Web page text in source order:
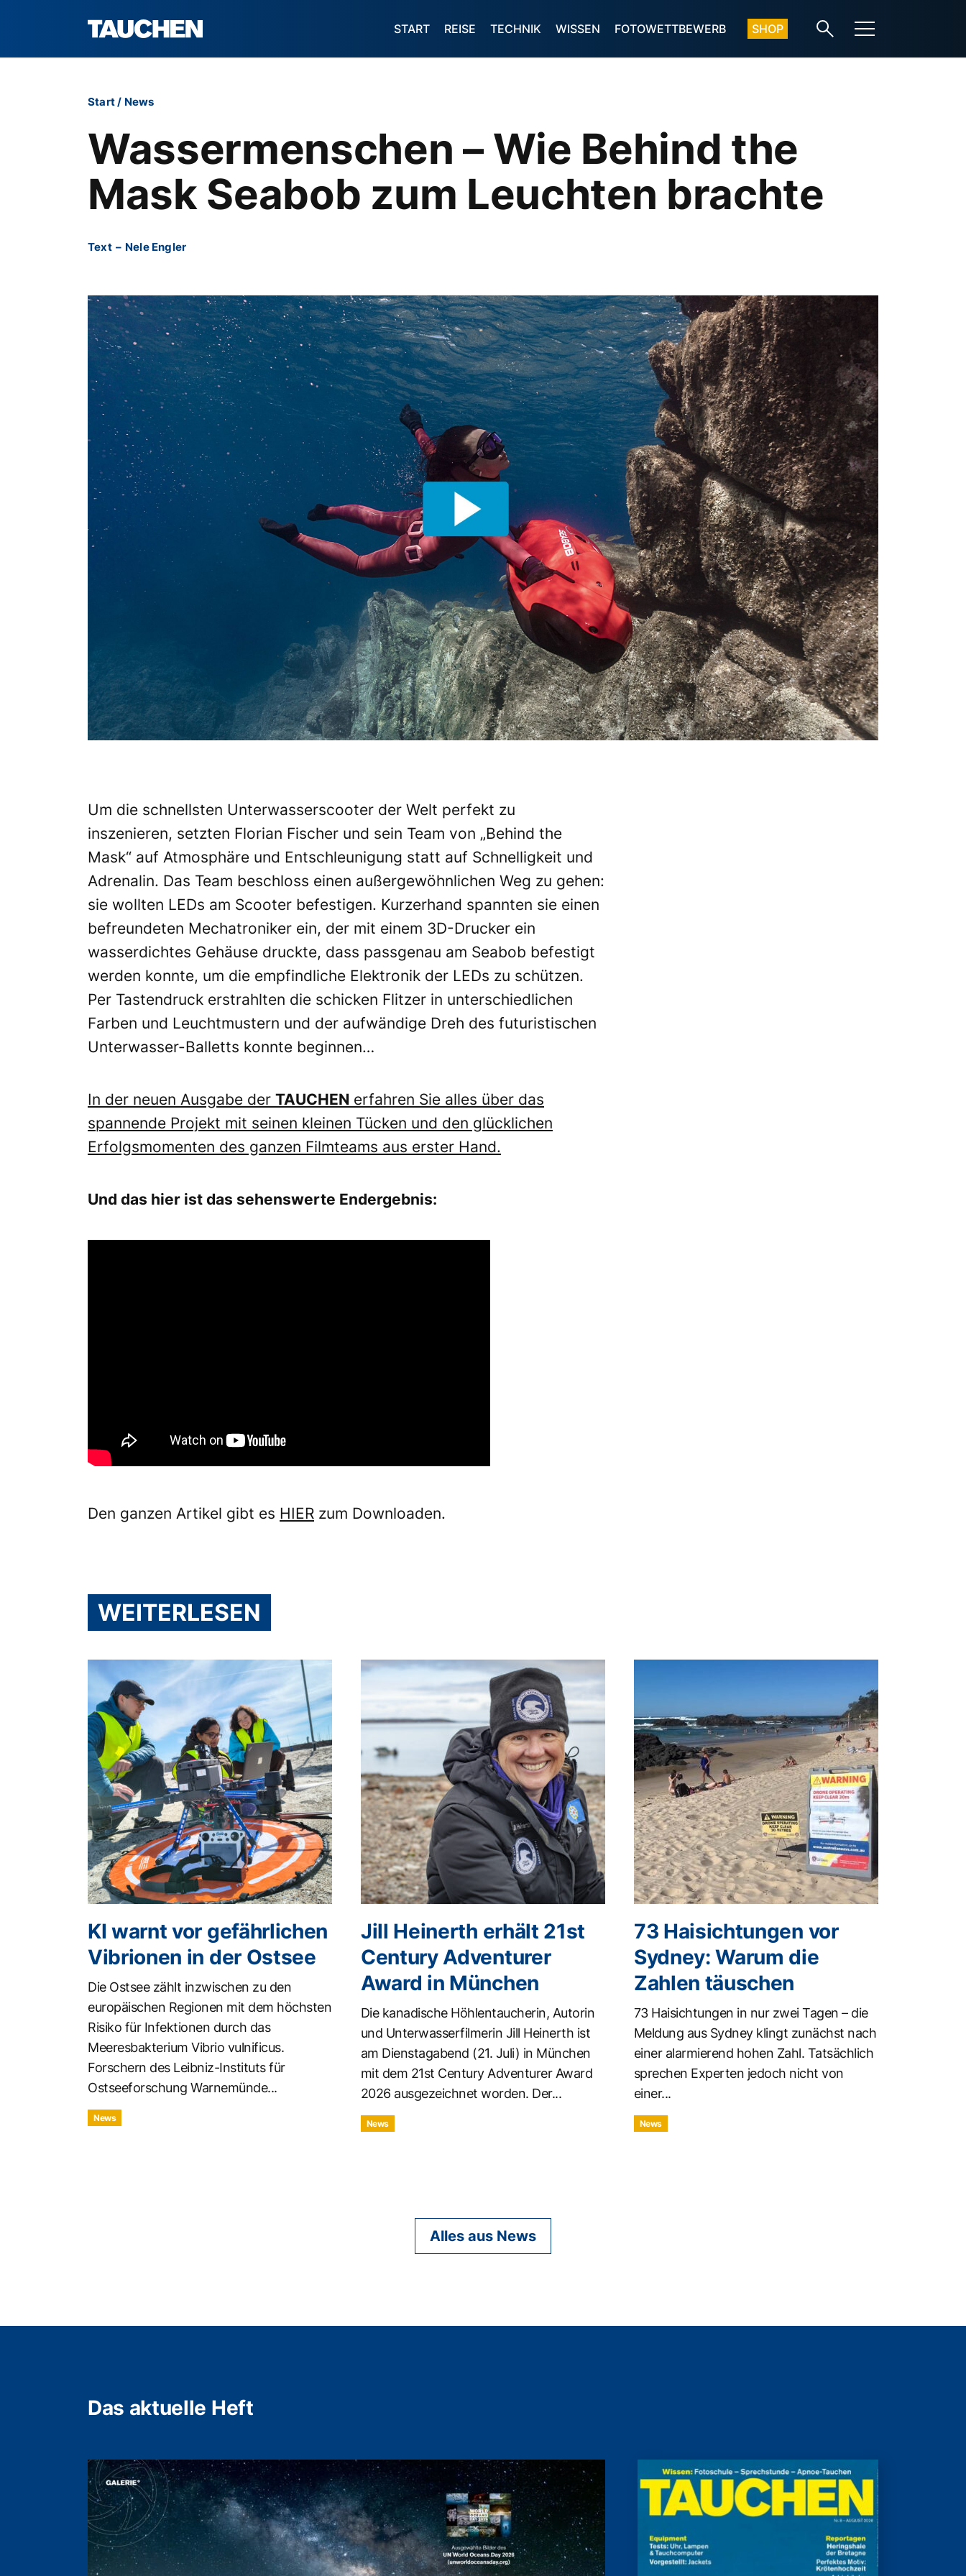
START REISE TECHNIK WISSEN FOTOWETTBEWERB SHOP
Start/ News
Wassermenschen – Wie Behind the
Mask Seabob zum Leuchten brachte
Text – Nele Engler
Um die schnellsten Unterwasserscooter der Welt perfekt zu
inszenieren, setzten Florian Fischer und sein Team von „Behind the
Mask“ auf Atmosphäre und Entschleunigung statt auf Schnelligkeit und
Adrenalin. Das Team beschloss einen außergewöhnlichen Weg zu gehen:
sie wollten LEDs am Scooter befestigen. Kurzerhand spannten sie einen
befreundeten Mechatroniker ein, der mit einem 3D-Drucker ein
wasserdichtes Gehäuse druckte, dass passgenau am Seabob befestigt
werden konnte, um die empfindliche Elektronik der LEDs zu schützen.
Per Tastendruck erstrahlten die schicken Flitzer in unterschiedlichen
Farben und Leuchtmustern und der aufwändige Dreh des futuristischen
Unterwasser-Balletts konnte beginnen…
In der neuen Ausgabe der TAUCHEN erfahren Sie alles über das
spannende Projekt mit seinen kleinen Tücken und den glücklichen
Erfolgsmomenten des ganzen Filmteams aus erster Hand.
Und das hier ist das sehenswerte Endergebnis:
Den ganzen Artikel gibt es HIER zum Downloaden.
WEITERLESEN
KI warnt vor gefährlichen
Vibrionen in der Ostsee
Die Ostsee zählt inzwischen zu den
europäischen Regionen mit dem höchsten
Risiko für Infektionen durch das
Meeresbakterium Vibrio vulnificus.
Forschern des Leibniz-Instituts für
Ostseeforschung Warnemünde...
News
Jill Heinerth erhält 21st
Century Adventurer
Award in München
Die kanadische Höhlentaucherin, Autorin
und Unterwasserfilmerin Jill Heinerth ist
am Dienstagabend (21. Juli) in München
mit dem 21st Century Adventurer Award
2026 ausgezeichnet worden. Der...
News
73 Haisichtungen vor
Sydney: Warum die
Zahlen täuschen
73 Haisichtungen in nur zwei Tagen – die
Meldung aus Sydney klingt zunächst nach
einer alarmierend hohen Zahl. Tatsächlich
sprechen Experten jedoch nicht von
einer...
News
Alles aus News
Das aktuelle Heft